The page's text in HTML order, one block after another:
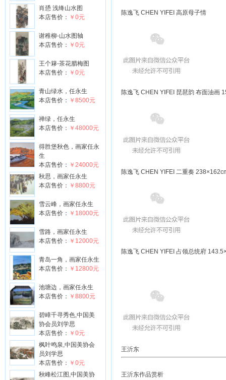
肖愻 浅绛山水图
本店售价： ￥0元
谢稚柳-山水图轴
本店售价： ￥0元
王个簃-茶花腊梅图
本店售价： ￥0元
青山绿水，任永生
本店售价： ￥8500元
禅绿，任永生
本店售价： ￥48000元
得胜堡秋色，画家任永
生
本店售价： ￥24000元
秋思，画家任永生
本店售价： ￥8800元
雪云峰，画家任永生
本店售价： ￥18000元
雪路，画家任永生
本店售价： ￥12000元
青岛一角，画家任永生
本店售价： ￥12800元
池塘边，画家任永生
本店售价： ￥8800元
碧嶂千寻秀色,中国美
协会员刘学思
本店售价： ￥0元
枫叶鸣泉,中国美协会
员刘学思
本店售价： ￥0元
秋峰松江图,中国美协
陈逸飞 CHEN YIFEI 高原母子情
陈逸飞 CHEN YIFEI 琵琶韵 布面油画
陈逸飞 CHEN YIFEI 二重奏
陈逸飞 CHEN YIFEI 占领总统府
王沂东
王沂东作品赏析